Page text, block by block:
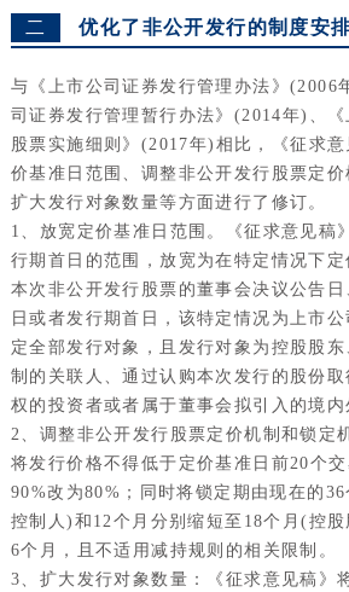
二 优化了非公开发行的制度安
与《上市公司证券发行管理办法》(2006
司证券发行管理暂行办法》(2014年)、
股票实施细则》(2017年)相比，《征求
价基准日范围、调整非公开发行股票定
扩大发行对象数量等方面进行了修订。
1、放宽定价基准日范围。《征求意见稿
行期首日的范围，放宽为在特定情况下
本次非公开发行股票的董事会决议公告
日或者发行期首日，该特定情况为上市
定全部发行对象，且发行对象为控股股
制的关联人、通过认购本次发行的股份取
权的投资者或者属于董事会拟引入的境内
2、调整非公开发行股票定价机制和锁定
将发行价格不得低于定价基准日前20个
90%改为80%；同时将锁定期由现在的
控制人)和12个月分别缩短至18个月(控
6个月，且不适用减持规则的相关限制。
3、扩大发行对象数量：《征求意见稿》